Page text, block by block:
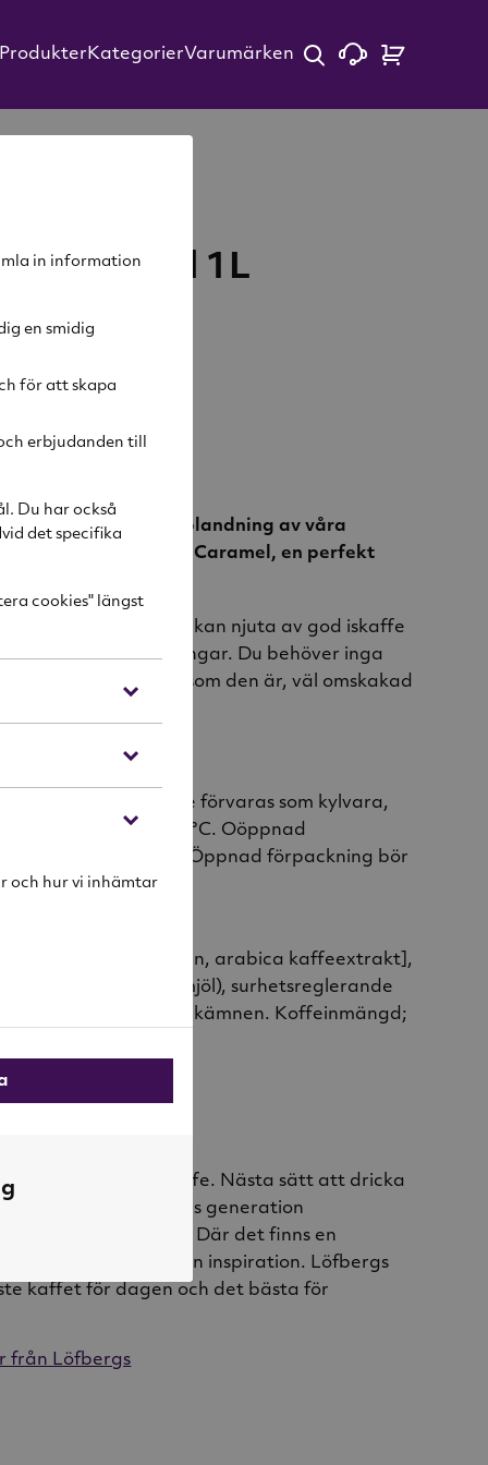
in information
en smidig
för att skapa
erbjudanden till
Du har också
det specifika
cookies" längst
och hur vi inhämtar
KategorierVarumärken
Caramel 1L
Latte är en blandning av våra
och Salted Caramel, en perfekt
gör så att du kan njuta av god iskaffe
till flertalet serveringar. Du behöver inga
iskaffe serveras som den är, väl omskakad
Latte behöver inte förvaras som kylvara,
förvaras över 25°C. Oöppnad
upp till 8 månader. Öppnad förpackning bör
arabica kaffe [vatten, arabica kaffeextrakt],
(guarkärnmjöl), surhetsreglerande
naturliga smakämnen. Koffeinmängd;
efter nästa kaffe. Nästa sätt att dricka
odla det. För dagens generation
nästa generation. Där det finns en
där hittar de sin inspiration. Löfbergs
kaffet för dagen och det bästa för
från Löfbergs